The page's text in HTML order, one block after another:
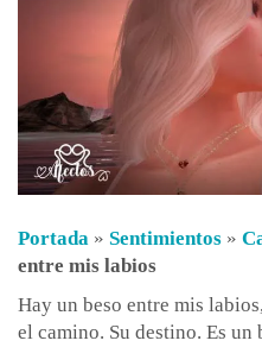
Portada » Sentimientos »
entre mis labios
Hay un beso entre mis
el camino. Su destino. Es